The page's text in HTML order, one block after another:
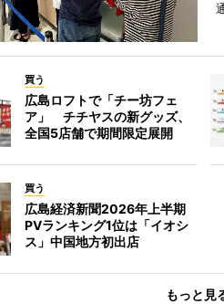
買う
広島ロフトで「チー坊フェ
ア」 チチヤスの新グッズ、
全国5店舗で期間限定展開
買う
広島経済新聞2026年上半期
PVランキング1位は「イオシ
ス」中国地方初出店
もっと見